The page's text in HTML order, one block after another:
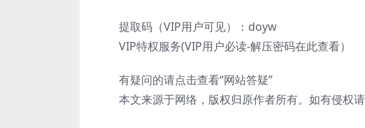
提取码（VIP用户可见）：doyw
VIP特权服务(VIP用户必读-解压密码在此查看）
有疑问的请点击查看“网站答疑”
本文来源于网络，版权归原作者所有。如有侵权请